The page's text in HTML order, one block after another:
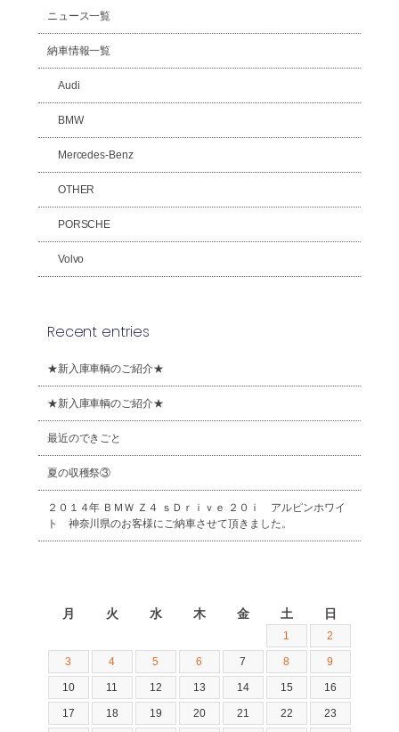
ニュース一覧
納車情報一覧
Audi
BMW
Mercedes-Benz
OTHER
PORSCHE
Volvo
Recent entries
★新入庫車輌のご紹介★
★新入庫車輌のご紹介★
最近のできごと
夏の収穫祭③
２０１４年 ＢＭＷ Ｚ４ ｓＤｒｉｖｅ ２０ｉ アルピンホワイ
ト 神奈川県のお客様にご納車させて頂きました。
月 火 水 木 金 土 日
1 2
3 4 5 6 7 8 9
10 11 12 13 14 15 16
17 18 19 20 21 22 23